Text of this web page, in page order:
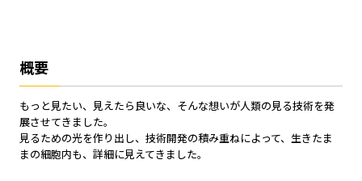
概要
もっと見たい、見えたら良いな、そんな想いが人類の見る技術を発
展させてきました。
見るための光を作り出し、技術開発の積み重ねによって、生きたま
まの細胞内も、詳細に見えてきました。